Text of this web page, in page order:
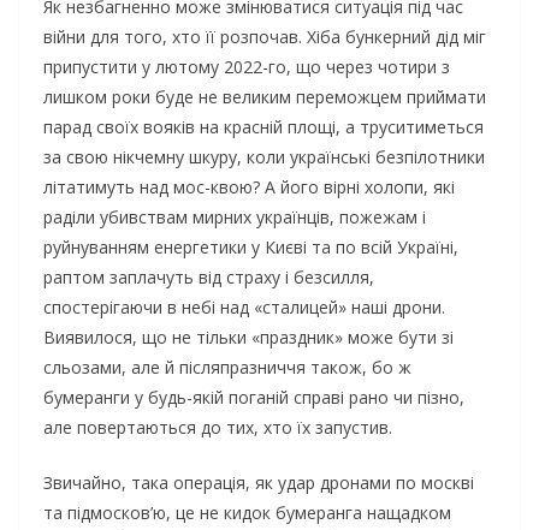
Як незбагненно може змінюватися ситуація під час
війни для того, хто її розпочав. Хіба бункерний дід міг
припустити у лютому 2022-го, що через чотири з
лишком роки буде не великим переможцем приймати
парад своїх вояків на красній площі, а труситиметься
за свою нікчемну шкуру, коли українські безпілотники
літатимуть над мос-квою? А його вірні холопи, які
раділи убивствам мирних українців, пожежам і
руйнуванням енергетики у Києві та по всій Україні,
раптом заплачуть від страху і безсилля,
спостерігаючи в небі над «сталицей» наші дрони.
Виявилося, що не тільки «праздник» може бути зі
сльозами, але й післяпразниччя також, бо ж
бумеранги у будь-якій поганій справі рано чи пізно,
але повертаються до тих, хто їх запустив.
Звичайно, така операція, як удар дронами по москві
та підмосков’ю, це не кидок бумеранга нащадком